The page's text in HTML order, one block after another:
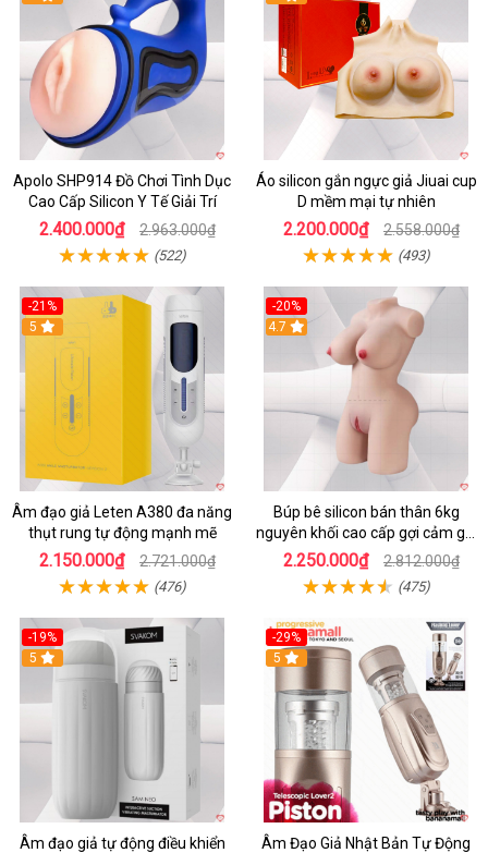
Apolo SHP914 Đồ Chơi Tình Dục
Cao Cấp Silicon Y Tế Giải Trí
2.400.000₫ 2.963.000₫
(522)
Áo silicon gắn ngực giả Jiuai cup
D mềm mại tự nhiên
2.200.000₫ 2.558.000₫
(493)
-21%
5
Âm đạo giả Leten A380 đa năng
thụt rung tự động mạnh mẽ
2.150.000₫ 2.721.000₫
(476)
-20%
4.7
Búp bê silicon bán thân 6kg
nguyên khối cao cấp gợi cảm giá
tốt
2.250.000₫ 2.812.000₫
(475)
-19%
5
Âm đạo giả tự động điều khiển
-29%
5
Âm Đạo Giả Nhật Bản Tự Động